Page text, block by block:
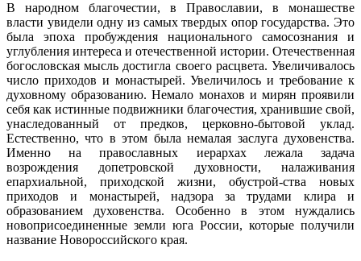
В народном благочестии, в Православии, в монашестве
власти увидели одну из самых твердых опор государства. Это
была эпоха пробуждения национального самосознания и
углубления интереса и отечественной истории. Отечественная
богословская мысль достигла своего расцвета. Увеличивалось
число приходов и монастырей. Увеличилось и требование к
духовному образованию. Немало монахов и мирян проявили
себя как истинные подвижники благочестия, хранившие свой,
унаследованный от предков, церковно-бытовой уклад.
Естественно, что в этом была немалая заслуга духовенства.
Именно на православных иерархах лежала задача
возрождения допетровской духовности, налаживания
епархиальной, приходской жизни, обустрой-ства новых
приходов и монастырей, надзора за трудами клира и
образованием духовенства. Особенно в этом нуждались
новоприсоединенные земли юга России, которые получили
название Новороссийского края.